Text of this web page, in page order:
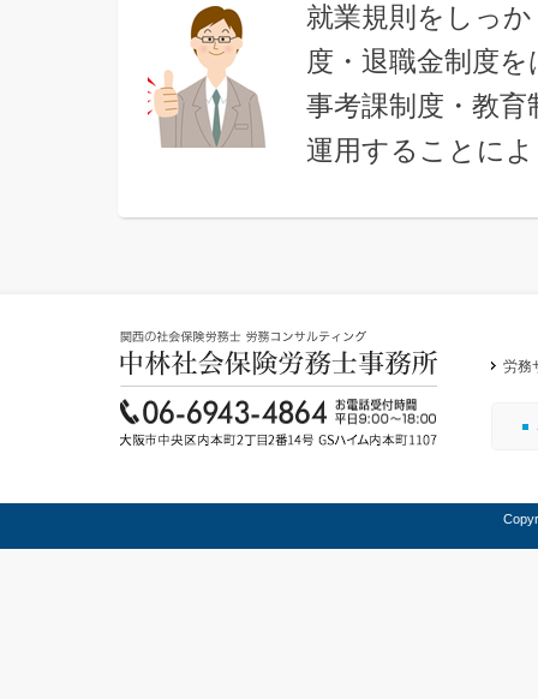
就業規則をしっ
度・退職金制度
事考課制度・教
運用することに
労務